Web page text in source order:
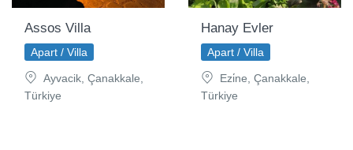
Assos Villa
Apart / Villa
Ayvacik, Çanakkale,
Türkiye
Hanay Evler
Apart / Villa
Ezi̇ne, Çanakkale,
Türkiye